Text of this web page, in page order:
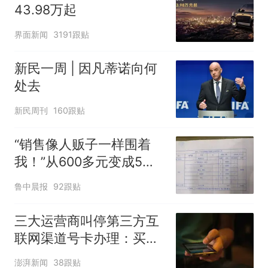
43.98万起
界面新闻 3191跟贴
新民一周 | 因凡蒂诺向何
处去
新民周刊 160跟贴
“销售像人贩子一样围着
我！”从600多元变成5万
元，57岁保洁阿姨做医美
糊
鲁中晨报 92跟贴
三大运营商叫停第三方互
联网渠道号卡办理：买的
卡还能用吗？资费会涨
澎湃新闻 38跟贴